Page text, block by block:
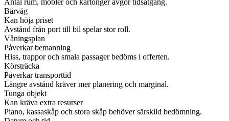
Antal rum, möbler och kartonger avgör tidsåtgång.
Bärväg
Kan höja priset
Avstånd från port till bil spelar stor roll.
Våningsplan
Påverkar bemanning
Hiss, trappor och smala passager bedöms i offerten.
Körsträcka
Påverkar transporttid
Längre avstånd kräver mer planering och marginal.
Tunga objekt
Kan kräva extra resurser
Piano, kassaskåp och stora skåp behöver särskild bedömning.